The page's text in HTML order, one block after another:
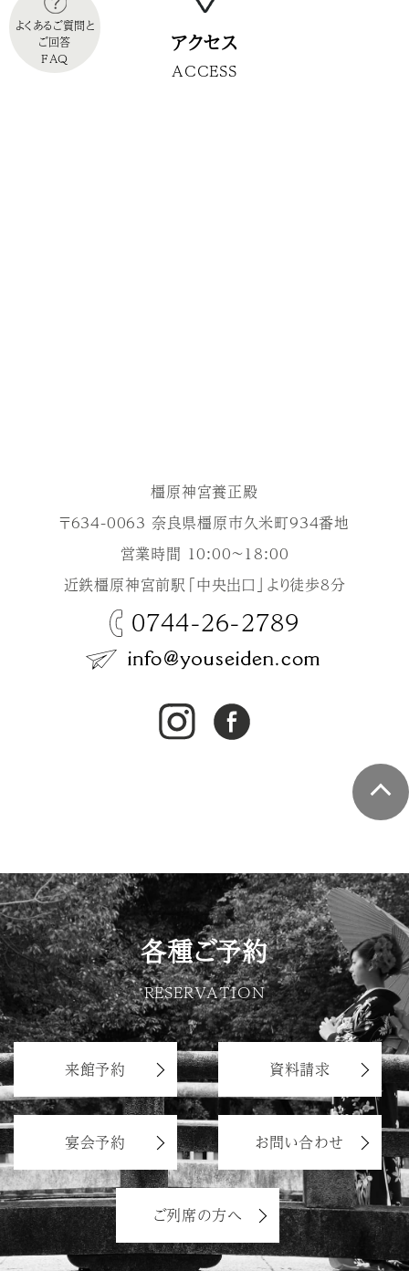
アクセス
ACCESS
橿原神宮養正殿
〒634-0063 奈良県橿原市久米町934番地
営業時間 10:00～18:00
近鉄橿原神宮前駅「中央出口」より徒歩8分
0744-26-2789
よくあるご質問と
ご回答
FAQ
各種ご予約
RESERVATION
来館予約 資料請求
宴会予約 お問い合わせ
ご列席の方へ